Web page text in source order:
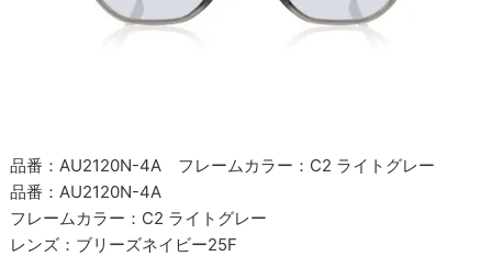
品番：AU2120N-4A フレームカラー：C2 ライトグレー
品番：AU2120N-4A
フレームカラー：C2 ライトグレー
レンズ：ブリーズネイビー25F